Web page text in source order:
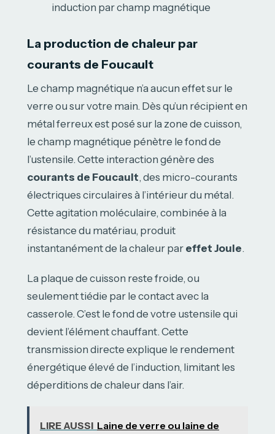
induction par champ magnétique
La production de chaleur par
courants de Foucault
Le champ magnétique n’a aucun effet sur le
verre ou sur votre main. Dès qu’un récipient en
métal ferreux est posé sur la zone de cuisson,
le champ magnétique pénètre le fond de
l’ustensile. Cette interaction génère des
courants de Foucault, des micro-courants
électriques circulaires à l’intérieur du métal.
Cette agitation moléculaire, combinée à la
résistance du matériau, produit
instantanément de la chaleur par effet Joule.
La plaque de cuisson reste froide, ou
seulement tiédie par le contact avec la
casserole. C’est le fond de votre ustensile qui
devient l’élément chauffant. Cette
transmission directe explique le rendement
énergétique élevé de l’induction, limitant les
déperditions de chaleur dans l’air.
LIRE AUSSI Laine de verre ou laine de